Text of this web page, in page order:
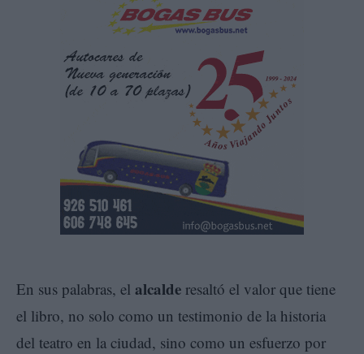
En sus palabras, el alcalde resaltó el valor que tiene
el libro, no solo como un testimonio de la historia
del teatro en la ciudad, sino como un esfuerzo por